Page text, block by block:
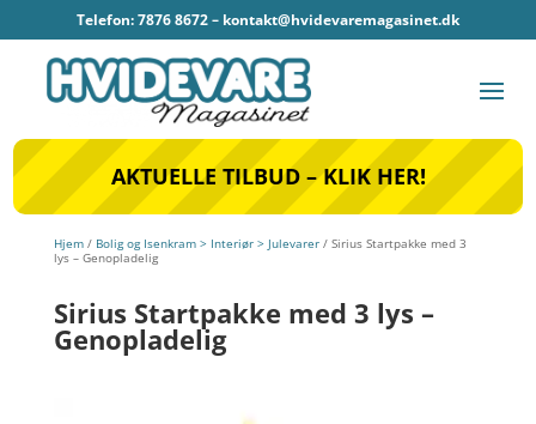
Telefon: 7876 8672 – kontakt@hvidevaremagasinet.dk
AKTUELLE TILBUD – KLIK HER!
Hjem/ Bolig og Isenkram > Interiør > Julevarer/ Sirius Startpakke med 3
lys – Genopladelig
Sirius Startpakke med 3 lys –
Genopladelig